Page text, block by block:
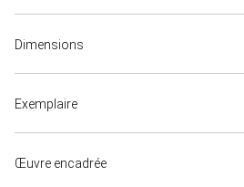
Dimensions
Exemplaire
Œuvre encadrée